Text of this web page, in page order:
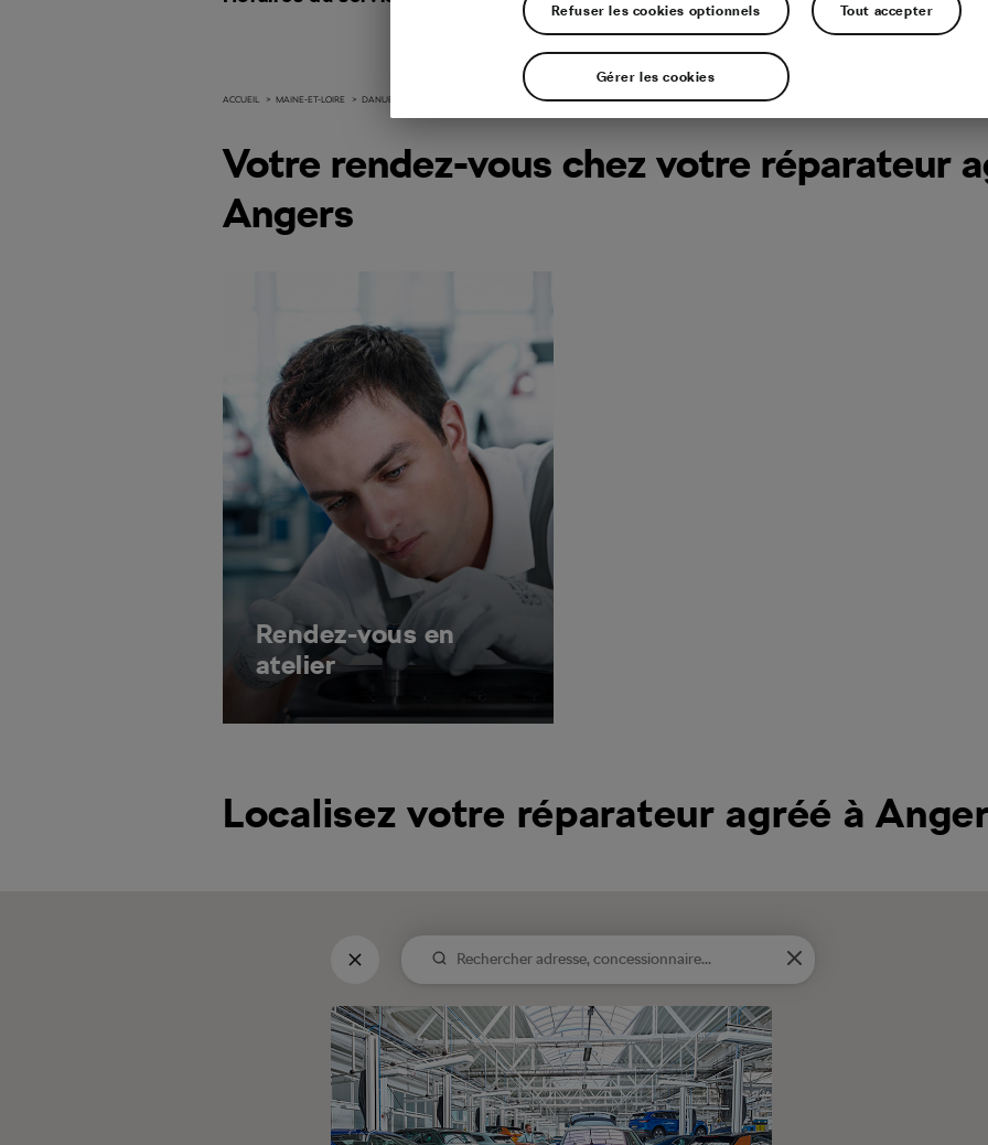
ACCUEIL > MAINE-ET-LOIRE > DANUBE AUTOMOBILES SAS
Votre rendez-vous chez votre réparateur
Angers
Rendez-vous en
atelier
Localisez votre réparateur agréé à
Rechercher adresse, concessionnaire...
Refuser les cookies optionnels Tout accepter
Gérer les cookies